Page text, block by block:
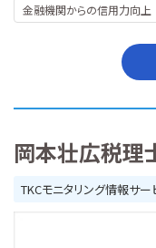
金融機関からの信用力向上
岡本壮広税理
TKCモニタリング情報サー